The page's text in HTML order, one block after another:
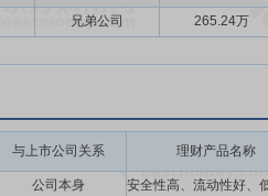
兄弟公司 265.24万
与上市公司关系 理财产品名称
公司本身